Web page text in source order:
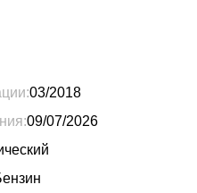
03/2018
09/07/2026